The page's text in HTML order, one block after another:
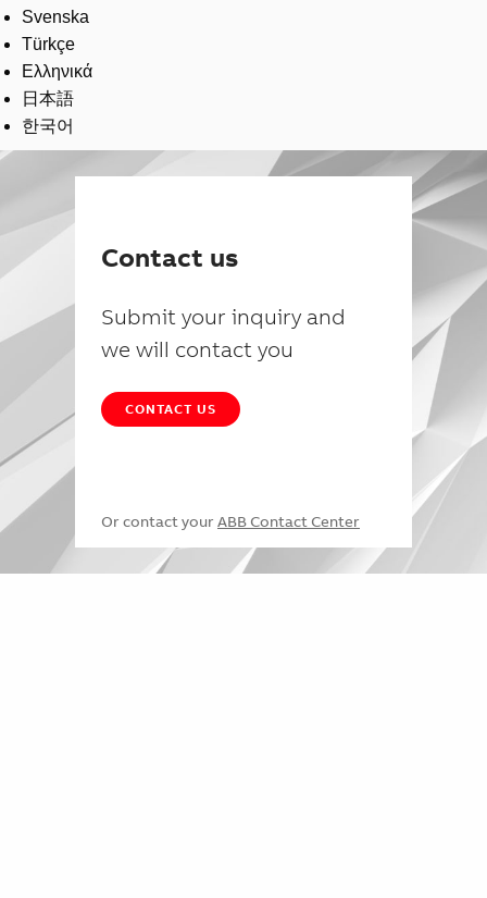
Svenska
Türkçe
Ελληνικά
日本語
한국어
Contact us
Submit your inquiry and
we will contact you
CONTACT US
Or contact your ABB Contact Center